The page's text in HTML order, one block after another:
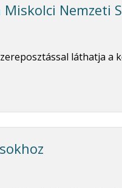
Nemzeti
láthatja a